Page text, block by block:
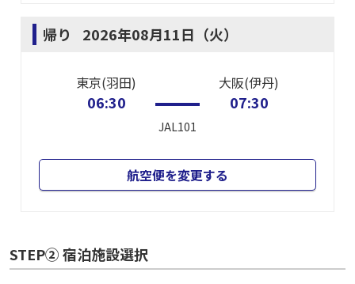
帰り 2026年08月11日（火）
東京(羽田)
06:30
JAL101
大阪(伊丹)
07:30
航空便を変更する
STEP② 宿泊施設選択